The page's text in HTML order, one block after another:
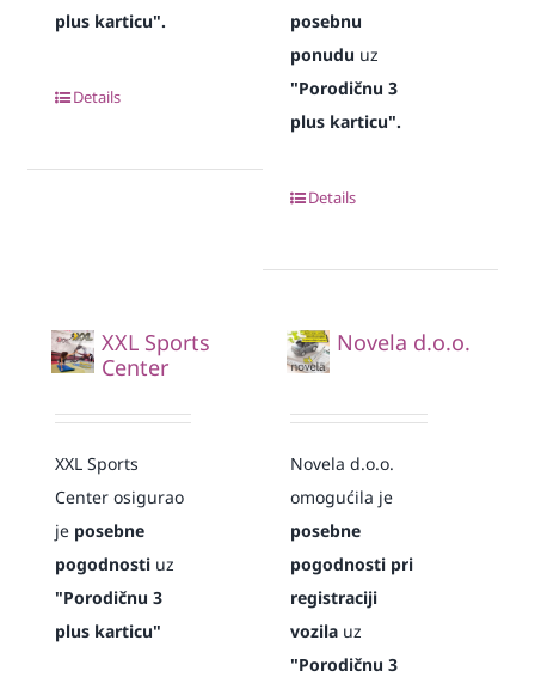
plus karticu".
Details
posebnu
ponudu uz
"Porodičnu 3
plus karticu".
Details
XXL Sports
Center
XXL Sports
Center osigurao
je posebne
pogodnostiuz
"Porodičnu 3
plus karticu"
Novela d.o.o.
Novela d.o.o.
omogućila je
posebne
pogodnosti pri
registraciji
vozila uz
"Porodičnu 3